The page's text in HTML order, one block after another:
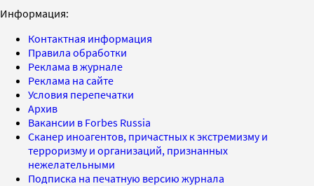
Информация:
Контактная информация
Правила обработки
Реклама в журнале
Реклама на сайте
Условия перепечатки
Архив
Вакансии в Forbes Russia
Сканер иноагентов, причастных к экстремизму и
терроризму и организаций, признанных
нежелательными
Подписка на печатную версию журнала